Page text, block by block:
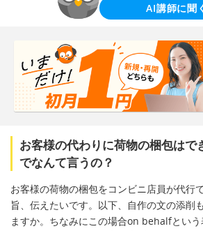
AI講師に聞
お客様の代わりに荷物の梱包はで
でなんて言うの？
お客様の荷物の梱包をコンビニ店員が代行
旨、伝えたいです。以下、自作の文の添削
ますか。ちなみにこの場合on behalfという